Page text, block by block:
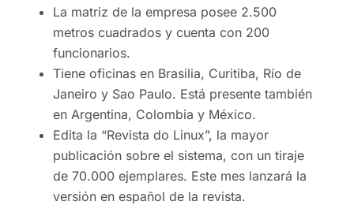
La matriz de la empresa posee 2.500
metros cuadrados y cuenta con 200
funcionarios.
Tiene oficinas en Brasilia, Curitiba, Río de
Janeiro y Sao Paulo. Está presente también
en Argentina, Colombia y México.
Edita la “Revista do Linux”, la mayor
publicación sobre el sistema, con un tiraje
de 70.000 ejemplares. Este mes lanzará la
versión en español de la revista.